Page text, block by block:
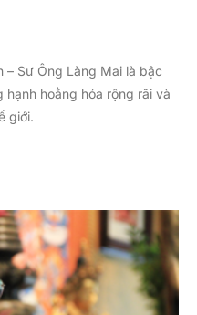
– Sư Ông Làng Mai là bậc
hoằng hóa rộng rãi và
giới.